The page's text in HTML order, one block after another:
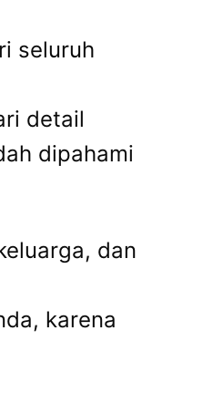
seluruh
detail
dipahami
dan
karena